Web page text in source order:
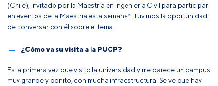
(Chile), invitado por la Maestría en Ingeniería Civil para participar
en eventos de la Maestría esta semana*. Tuvimos la oportunidad
de conversar con él sobre el tema:
¿Cómo va su visita a la PUCP?
Es la primera vez que visito la universidad y me parece un campus
muy grande y bonito, con mucha infraestructura. Se ve que hay